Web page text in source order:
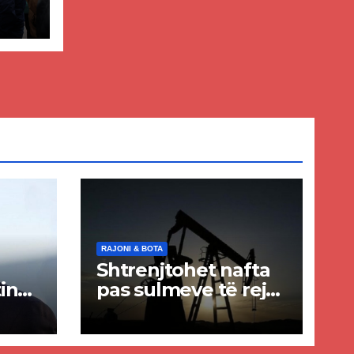
RAJONI & BOTA
Shtrenjtohet nafta
pas sulmeve të reja
SHBA–Iran